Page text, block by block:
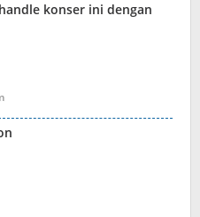
konser ini dengan